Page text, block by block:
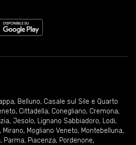
, Belluno, Casale sul Sile e Quarto
, Cittadella, Conegliano, Cremona,
, Jesolo, Lignano Sabbiadoro, Lodi,
, Mirano, Mogliano Veneto, Montebelluna,
, Parma, Piacenza, Pordenone,